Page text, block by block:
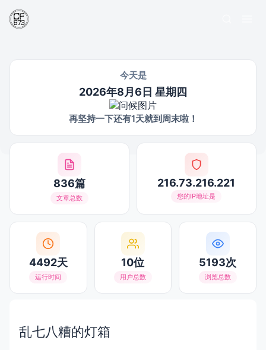
今天是
2026年8月6日 星期四
再坚持一下还有1天就到周末啦！
836篇
文章总数
216.73.216.221
您的IP地址是
4492天
运行时间
10位
用户总数
5193次
浏览总数
乱七八糟的灯箱